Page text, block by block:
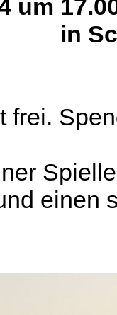
um
in
frei.
einen